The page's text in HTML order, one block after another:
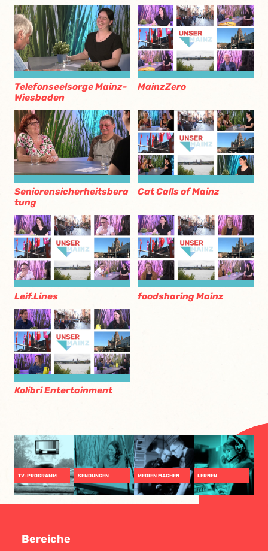
Telefonseelsorge Mainz-
Wiesbaden
MainzZero
Seniorensicherheitsbera
tung
Cat Calls of Mainz
Leif.Lines foodsharing Mainz
Kolibri Entertainment
TV-PROGRAMM SENDUNGEN MEDIEN MACHEN LERNEN
Bereiche